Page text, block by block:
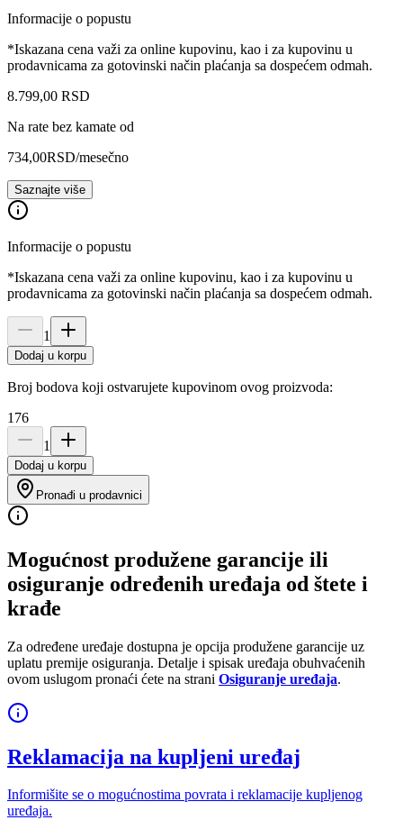
Informacije o popustu
*Iskazana cena važi za online kupovinu, kao i za kupovinu u
prodavnicama za gotovinski način plaćanja sa dospećem odmah.
8.799,00 RSD
Na rate bez kamate od
734,00RSD/mesečno
Saznajte više
Informacije o popustu
*Iskazana cena važi za online kupovinu, kao i za kupovinu u
prodavnicama za gotovinski način plaćanja sa dospećem odmah.
1
Dodaj u korpu
Broj bodova koji ostvarujete kupovinom ovog proizvoda:
176
1
Dodaj u korpu
Pronađi u prodavnici
Mogućnost produžene garancije ili
osiguranje određenih uređaja od štete i
krađe
Za određene uređaje dostupna je opcija produžene garancije uz
uplatu premije osiguranja. Detalje i spisak uređaja obuhvaćenih
ovom uslugom pronaći ćete na strani Osiguranje uređaja.
Reklamacija na kupljeni uređaj
Informišite se o mogućnostima povrata i reklamacije kupljenog
uređaja.